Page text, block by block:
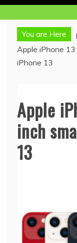
You are Here
Apple iPhone
iPhone 13
Apple
inch
13